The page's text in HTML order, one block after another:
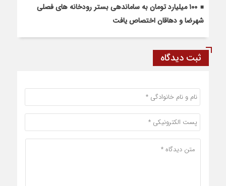
۱۰۰ میلیارد تومان به ساماندهی بستر رودخانه های فصلی
شهرضا و دهاقان اختصاص یافت
ثبت دیدگاه